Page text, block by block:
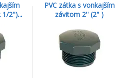
2")...
PVC zátka s vonkajším
závitom 2'' (2" )